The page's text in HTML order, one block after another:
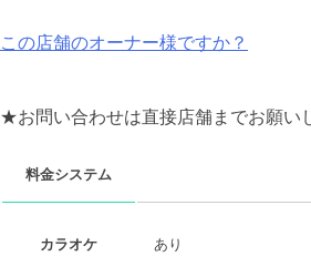
この店舗のオーナー様ですか？
★お問い合わせは直接店舗までお願い
料金システム
カラオケ あり